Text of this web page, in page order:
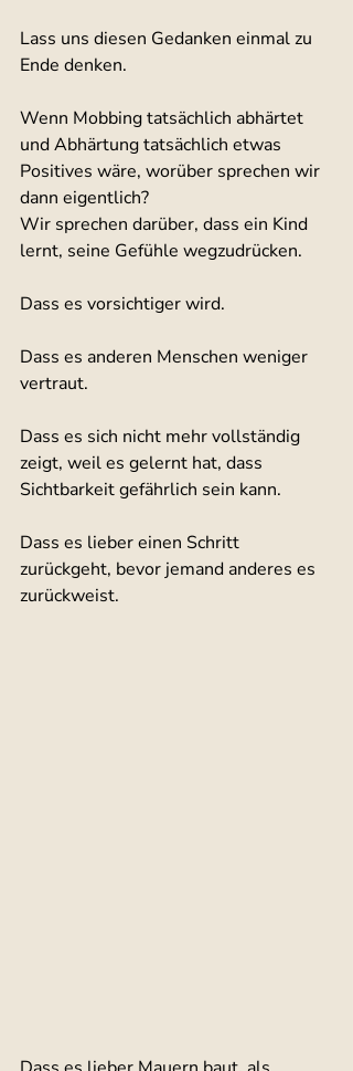
Lass uns diesen Gedanken einmal zu
Ende denken.
Wenn Mobbing tatsächlich abhärtet
und Abhärtung tatsächlich etwas
Positives wäre, worüber sprechen wir
dann eigentlich?
Wir sprechen darüber, dass ein Kind
lernt, seine Gefühle wegzudrücken.
Dass es vorsichtiger wird.
Dass es anderen Menschen weniger
vertraut.
Dass es sich nicht mehr vollständig
zeigt, weil es gelernt hat, dass
Sichtbarkeit gefährlich sein kann.
Dass es lieber einen Schritt
zurückgeht, bevor jemand anderes es
zurückweist.